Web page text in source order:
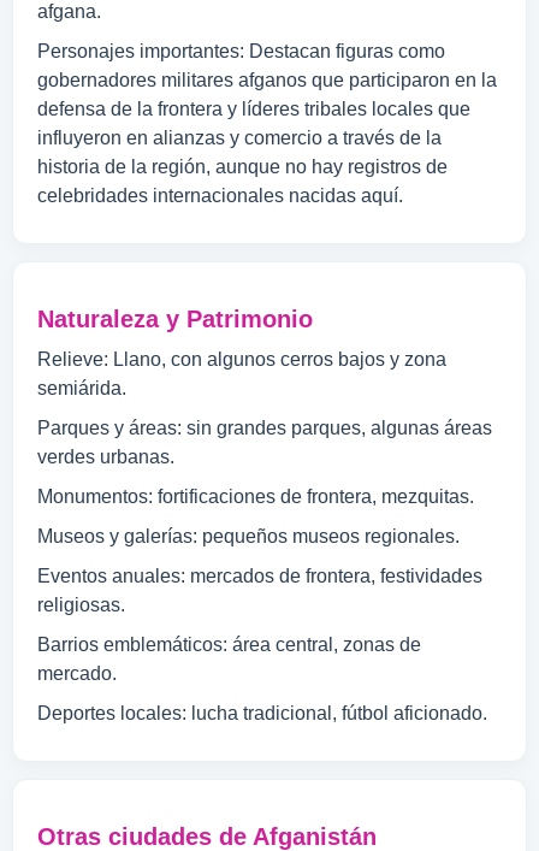
afgana.
Personajes importantes: Destacan figuras como
gobernadores militares afganos que participaron en la
defensa de la frontera y líderes tribales locales que
influyeron en alianzas y comercio a través de la
historia de la región, aunque no hay registros de
celebridades internacionales nacidas aquí.
Naturaleza y Patrimonio
Relieve: Llano, con algunos cerros bajos y zona
semiárida.
Parques y áreas: sin grandes parques, algunas áreas
verdes urbanas.
Monumentos: fortificaciones de frontera, mezquitas.
Museos y galerías: pequeños museos regionales.
Eventos anuales: mercados de frontera, festividades
religiosas.
Barrios emblemáticos: área central, zonas de
mercado.
Deportes locales: lucha tradicional, fútbol aficionado.
Otras ciudades de Afganistán